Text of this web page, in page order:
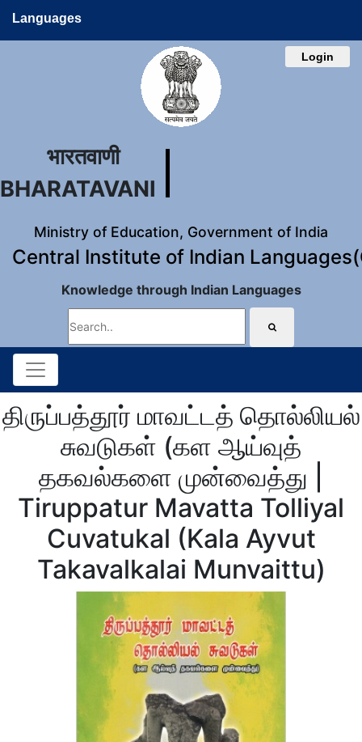
Languages
Login
भारतवाणी
BHARATAVANI
Ministry of Education, Government of India
Central Institute of Indian
Knowledge through Indian Languages
திருப்பத்தூர் மாவட்டத் தொல்லியல்
சுவடுகள் (கள ஆய்வுத்
தகவல்களை முன்வைத்து |
Tiruppatur Mavatta Tolliyal
Cuvatukal (Kala Ayvut
Takavalkalai Munvaittu)